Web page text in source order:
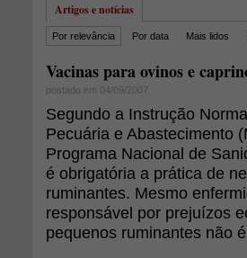
Artigos e notícias
Por relevância Por data Mais lidos
Vacinas para ovinos e
postado em 04/09/2007
Segundo a Instrução
Pecuária e Abastecimento
Programa Nacional de
é obrigatória a prática de
ruminantes. Mesmo
responsável por prejuízos
pequenos ruminantes não